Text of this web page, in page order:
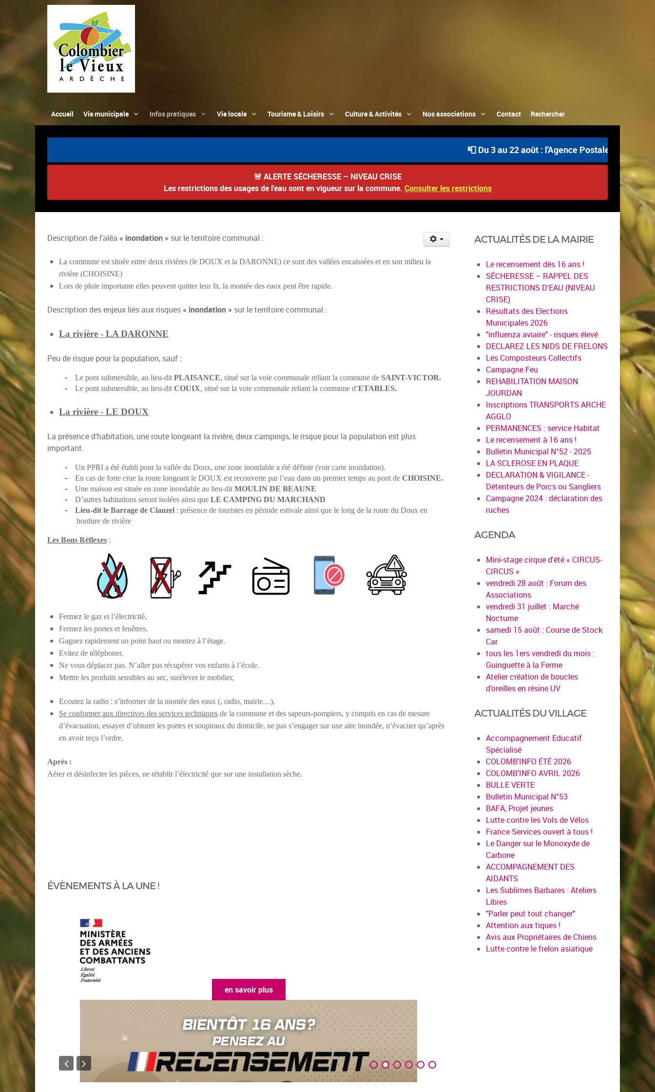
Accueil Vie municipale Infos pratiques Vie locale Tourisme & Loisirs Culture & Activités Nos associations Contact Rechercher
📮 Du 3 au 22 août : l'Agence Postale
🚨 ALERTE SÉCHERESSE – NIVEAU CRISE
Les restrictions des usages de l'eau sont en vigueur sur la commune. Consulter les restrictions
Description de l'aléa « inondation » sur le territoire communal :
La commune est située entre deux rivières (le DOUX et la DARONNE) ce sont des vallées encaissées et en son milieu la
rivière (CHOISINE)
Lors de pluie importante elles peuvent quitter leur lit, la montée des eaux peut être rapide.
Description des enjeux liés aux risques « inondation » sur le territoire communal :
La rivière - LA DARONNE
Peu de risque pour la population, sauf :
- Le pont submersible, au lieu-dit PLAISANCE, situé sur la voie communale reliant la commune de SAINT-VICTOR.
-
Le pont submersible, au lieu-dit COUIX, situé sur la voie communale reliant la commune d’ETABLES.
La rivière - LE DOUX
La présence d’habitation, une route longeant la rivière, deux campings, le risque pour la population est plus
important.
-
Un PPRI a été établi pour la vallée du Doux, une zone inondable a été définie (voir carte inondation).
-
En cas de forte crue la route longeant le DOUX est recouverte par l’eau dans un premier temps au pont de CHOISINE.
-
Une maison est située en zone inondable au lieu-dit MOULIN DE BEAUNE
-
D’autres habitations seront isolées ainsi que LE CAMPING DU MARCHAND
-
Lieu-dit le Barrage de Clauzel : présence de touristes en période estivale ainsi que le long de la route du Doux en
bordure de rivière
Les Bons Réflexes :
Fermez le gaz et l’électricité,
Fermez les portes et fenêtres,
Gagnez rapidement un point haut ou montez à l’étage.
Evitez de téléphoner.
Ne vous déplacer pas. N’aller pas récupérer vos enfants à l’école.
Mettre les produits sensibles au sec, surélever le mobilier,
Ecoutez la radio : s’informer de la montée des eaux (, radio, mairie…),
Se conformer aux directives des services techniques de la commune et des sapeurs-pompiers, y compris en cas de mesure
d’évacuation, essayer d’obturer les portes et soupiraux du domicile, ne pas s’engager sur une aire inondée, n’évacuer qu’après
en avoir reçu l’ordre.
Après :
Aérer et désinfecter les pièces, ne rétablir l’électricité que sur une installation sèche.
ÉVÈNEMENTS À LA UNE !
ACTUALITÉS DE LA MAIRIE
Le recensement dès 16 ans !
SÉCHERESSE – RAPPEL DES
RESTRICTIONS D'EAU (NIVEAU
CRISE)
Résultats des Elections
Municipales 2026
"influenza aviaire" - risques élevé
DECLAREZ LES NIDS DE FRELONS
Les Composteurs Collectifs
Campagne Feu
REHABILITATION MAISON
JOURDAN
Inscriptions TRANSPORTS ARCHE
AGGLO
PERMANENCES : service Habitat
Le recensement à 16 ans !
Bulletin Municipal N°52 - 2025
LA SCLEROSE EN PLAQUE
DECLARATION & VIGILANCE -
Détenteurs de Porcs ou Sangliers
Campagne 2024 : déclaration des
ruches
AGENDA
Mini-stage cirque d'été « CIRCUS-
CIRCUS »
vendredi 28 août : Forum des
Associations
vendredi 31 juillet : Marché
Nocturne
samedi 15 août : Course de Stock
Car
tous les 1ers vendredi du mois :
Guinguette à la Ferme
Atelier création de boucles
d’oreilles en résine UV
ACTUALITÉS DU VILLAGE
Accompagnement Educatif
Spécialisé
COLOMB'INFO ÉTÉ 2026
COLOMB'INFO AVRIL 2026
BULLE VERTE
Bulletin Municipal N°53
BAFA, Projet jeunes
Lutte contre les Vols de Vélos
France Services ouvert à tous !
Le Danger sur le Monoxyde de
Carbone
ACCOMPAGNEMENT DES
AIDANTS
Les Sublimes Barbares : Ateliers
Libres
"Parler peut tout changer"
Attention aux tiques !
Avis aux Propriétaires de Chiens
Lutte contre le frelon asiatique